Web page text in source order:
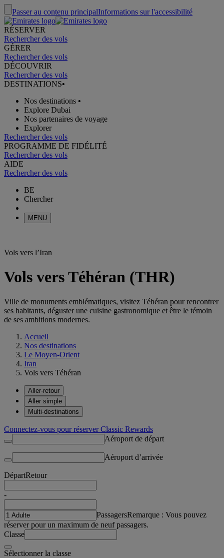
Passer au contenu principalInformations sur l'accessibilité
RÉSERVER
Rechercher des vols
GÉRER
Rechercher des vols
DÉCOUVRIR
Rechercher des vols
DESTINATIONS•
Nos destinations •
Explore Dubai
Nos partenaires de voyage
Explorer
Rechercher des vols
PROGRAMME DE FIDÉLITÉ
Rechercher des vols
AIDE
Rechercher des vols
BE
Chercher
MENU
Vols vers l’Iran
Vols vers Téhéran (THR)
Ville de monuments emblématiques, visitez Téhéran pour rencontrer
ses habitants, déguster une cuisine gastronomique et être le témoin
de ses ambitions modernes.
Accueil
Nos destinations
Le Moyen-Orient
Iran
Vols vers Téhéran
Aller-retour
Aller simple
Multi-destinations
Connectez-vous pour réserver Classic Rewards
Aéroport de départ
Aéroport d’arrivée
DépartRetour
-
PassagersRemarque : Vous pouvez
réserver pour un maximum de neuf passagers.
Classe
Sélectionner la classe